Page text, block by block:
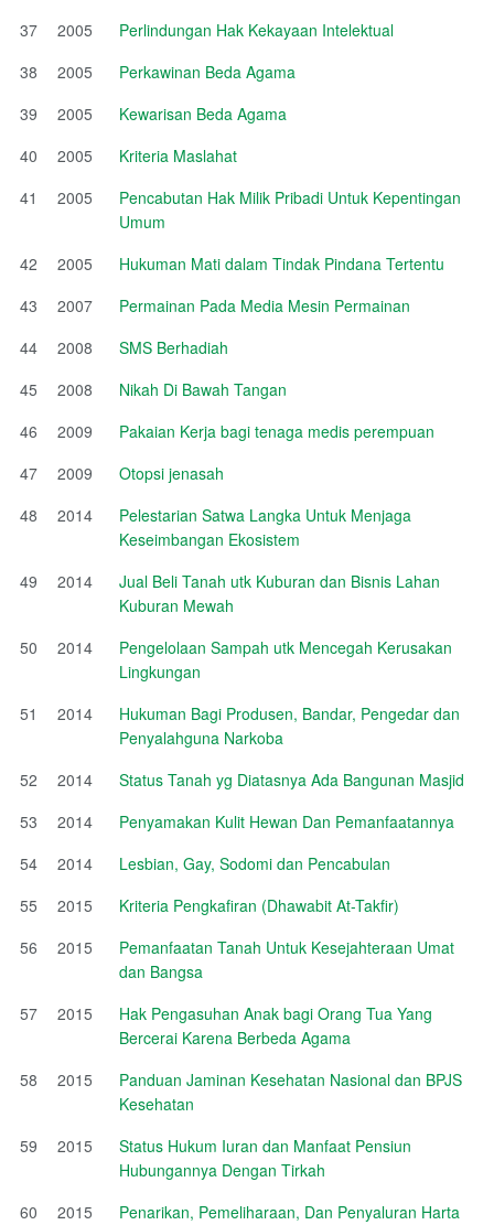
37
2005
Perlindungan Hak Kekayaan Intelektual
38
2005
Perkawinan Beda Agama
39
2005
Kewarisan Beda Agama
40
2005
Kriteria Maslahat
41
2005
Pencabutan Hak Milik Pribadi Untuk Kepentingan
Umum
42
2005
Hukuman Mati dalam Tindak Pindana Tertentu
43
2007
Permainan Pada Media Mesin Permainan
44
2008
SMS Berhadiah
45
2008
Nikah Di Bawah Tangan
46
2009
Pakaian Kerja bagi tenaga medis perempuan
47
2009
Otopsi jenasah
48
2014
Pelestarian Satwa Langka Untuk Menjaga
Keseimbangan Ekosistem
49
2014
Jual Beli Tanah utk Kuburan dan Bisnis Lahan
Kuburan Mewah
50
2014
Pengelolaan Sampah utk Mencegah Kerusakan
Lingkungan
51
2014
Hukuman Bagi Produsen, Bandar, Pengedar dan
Penyalahguna Narkoba
52
2014
Status Tanah yg Diatasnya Ada Bangunan Masjid
53
2014
Penyamakan Kulit Hewan Dan Pemanfaatannya
54
2014
Lesbian, Gay, Sodomi dan Pencabulan
55
2015
Kriteria Pengkafiran (Dhawabit At-Takfir)
56
2015
Pemanfaatan Tanah Untuk Kesejahteraan Umat
dan Bangsa
57
2015
Hak Pengasuhan Anak bagi Orang Tua Yang
Bercerai Karena Berbeda Agama
58
2015
Panduan Jaminan Kesehatan Nasional dan BPJS
Kesehatan
59
2015
Status Hukum Iuran dan Manfaat Pensiun
Hubungannya Dengan Tirkah
60
2015
Penarikan, Pemeliharaan, Dan Penyaluran Harta